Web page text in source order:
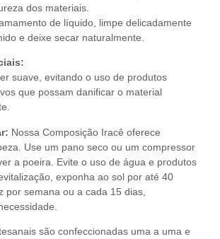
dos materiais.
de líquido, limpe delicadamente
e deixe secar naturalmente.
suave, evitando o uso de produtos
que possam danificar o material
Nossa Composição Iracê oferece
Use um pano seco ou um compressor
a poeira. Evite o uso de água e produtos
exponha ao sol por até 40
por semana ou a cada 15 dias,
são confeccionadas uma a uma e